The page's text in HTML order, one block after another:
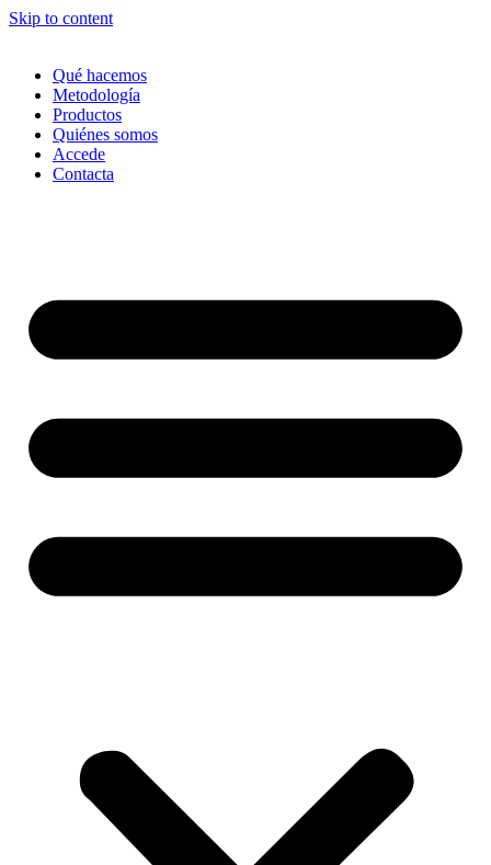
Skip to content
Qué hacemos
Metodología
Productos
Quiénes somos
Accede
Contacta